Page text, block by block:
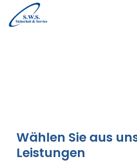
Wählen Sie aus
Leistungen